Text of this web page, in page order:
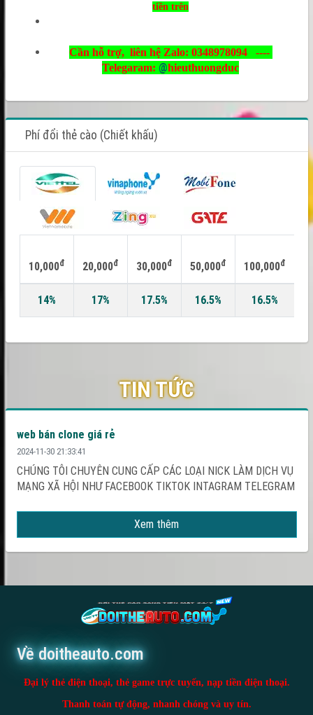
tiền trên
Cần hỗ trợ, liên hệ Zalo: 0348978094 ----
Telegaram: @hieuthuongduc
Phí đổi thẻ cào (Chiết khấu)
10,000đ 20,000đ 30,000đ 50,000đ 100,000đ
14% 17% 17.5% 16.5% 16.5%
TIN TỨC
web bán clone giá rẻ
2024-11-30 21:33:41
CHÚNG TÔI CHUYÊN CUNG CẤP CÁC LOẠI NICK LÀM DỊCH VỤ
MẠNG XÃ HỘI NHƯ FACEBOOK TIKTOK INTAGRAM TELEGRAM
Xem thêm
Về doitheauto.com
Đại lý thẻ điện thoại, thẻ game trực tuyến, nạp tiền điện thoại.
Thanh toán tự động, nhanh chóng và uy tín.